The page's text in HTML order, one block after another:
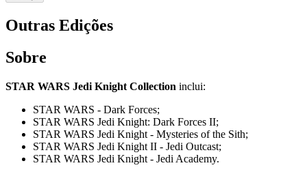
Outras Edições
Sobre
STAR WARS Jedi Knight Collection inclui:
STAR WARS - Dark Forces;
STAR WARS Jedi Knight: Dark Forces II;
STAR WARS Jedi Knight - Mysteries of the Sith;
STAR WARS Jedi Knight II - Jedi Outcast;
STAR WARS Jedi Knight - Jedi Academy.